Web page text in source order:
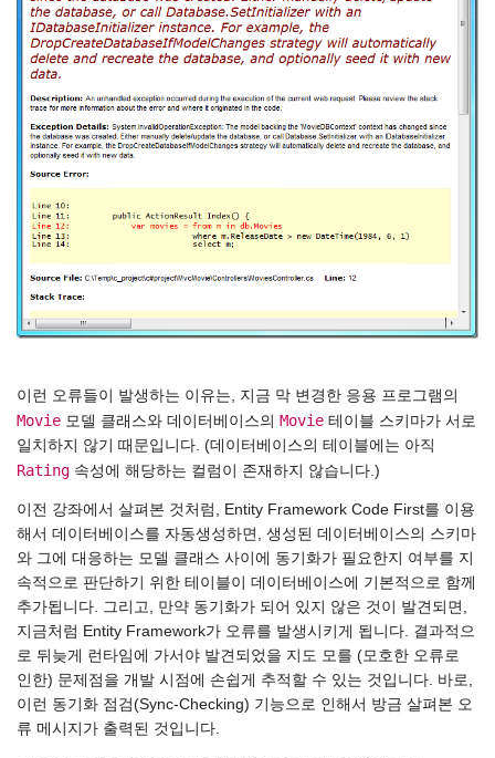
이런 오류들이 발생하는 이유는, 지금 막 변경한 응용 프로그램의
Movie 모델 클래스와 데이터베이스의 Movie 테이블 스키마가 서로
일치하지 않기 때문입니다. (데이터베이스의 테이블에는 아직
Rating 속성에 해당하는 컬럼이 존재하지 않습니다.)
이전 강좌에서 살펴본 것처럼, Entity Framework Code First를 이용
해서 데이터베이스를 자동생성하면, 생성된 데이터베이스의 스키마
와 그에 대응하는 모델 클래스 사이에 동기화가 필요한지 여부를 지
속적으로 판단하기 위한 테이블이 데이터베이스에 기본적으로 함께
추가됩니다. 그리고, 만약 동기화가 되어 있지 않은 것이 발견되면,
지금처럼 Entity Framework가 오류를 발생시키게 됩니다. 결과적으
로 뒤늦게 런타임에 가서야 발견되었을 지도 모를 (모호한 오류로
인한) 문제점을 개발 시점에 손쉽게 추적할 수 있는 것입니다. 바로,
이런 동기화 점검(Sync-Checking) 기능으로 인해서 방금 살펴본 오
류 메시지가 출력된 것입니다.